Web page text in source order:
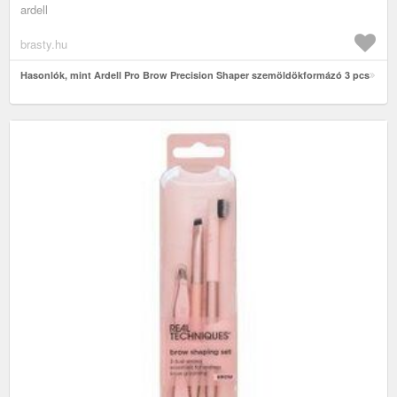
ardell
brasty.hu
Hasonlók, mint Ardell Pro Brow Precision Shaper szemöldökformázó 3 pcs